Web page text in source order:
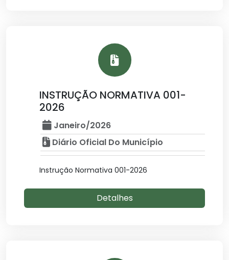
INSTRUÇÃO NORMATIVA 001-
2026
Janeiro/2026
Diário Oficial Do Município
Instrução Normativa 001-2026
Detalhes